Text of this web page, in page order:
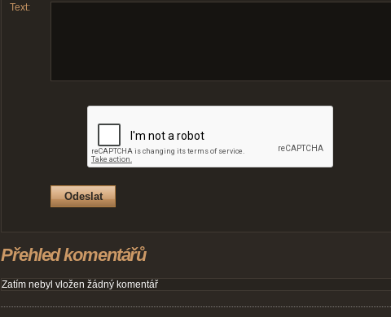
Text:
Přehled komentářů
Zatím nebyl vložen žádný komentář